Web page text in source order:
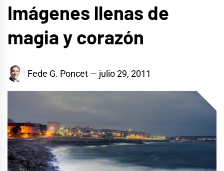
Imágenes llenas de
magia y corazón
Fede G. Poncet julio 29, 2011